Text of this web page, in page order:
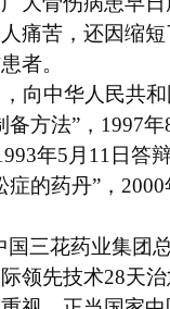
痛苦，还因缩
者。
向中华人民共
方法”，1997
年5月11日答
的药丹”，
三花药业集团
领先技术28天